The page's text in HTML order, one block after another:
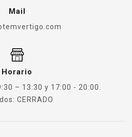
Mail
Horario
– 13:30 y 17:00 - 20:00.
CERRADO